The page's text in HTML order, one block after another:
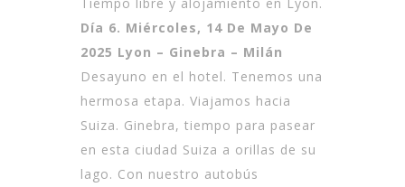
Día 6. Miércoles, 14 De Mayo De
2025 Lyon – Ginebra – Milán
Desayuno en el hotel. Tenemos una
hermosa etapa. Viajamos hacia
Suiza. Ginebra, tiempo para pasear
en esta ciudad Suiza a orillas de su
lago. Con nuestro autobús